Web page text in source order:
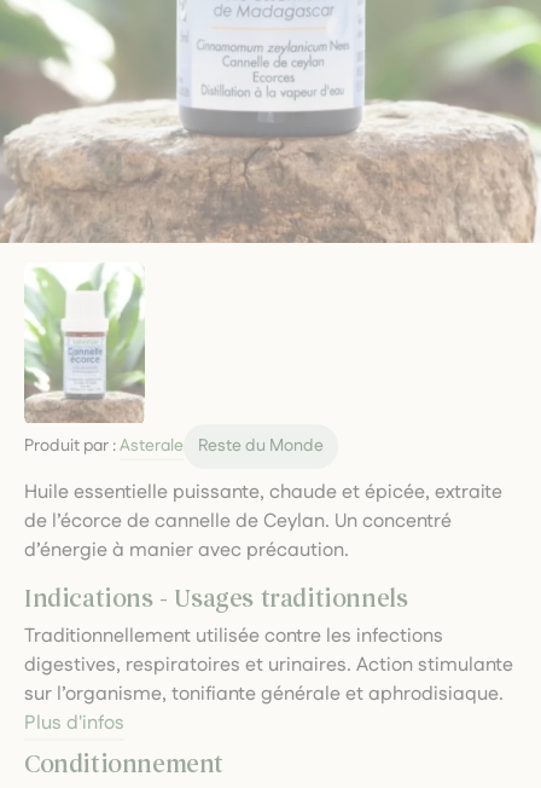
Produit par :Asterale Reste du Monde
Huile essentielle puissante, chaude et épicée, extraite
de l’écorce de cannelle de Ceylan. Un concentré
d’énergie à manier avec précaution.
Indications - Usages traditionnels
Traditionnellement utilisée contre les infections
digestives, respiratoires et urinaires. Action stimulante
sur l’organisme, tonifiante générale et aphrodisiaque.
Plus d'infos
Conditionnement